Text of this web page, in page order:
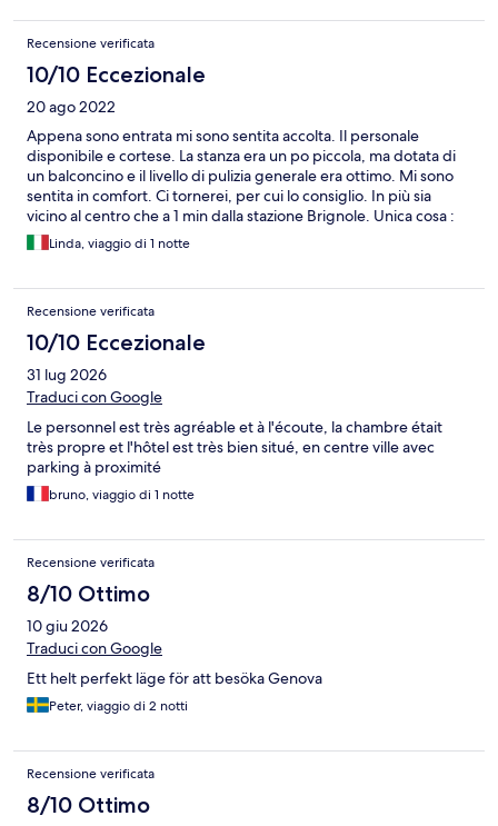
piccola. Comunque è un hotel che consiglio.
Recensione verificata
10/10 Eccezionale
20 ago 2022
Appena sono entrata mi sono sentita accolta. Il personale
disponibile e cortese. La stanza era un po piccola, ma dotata di
un balconcino e il livello di pulizia generale era ottimo. Mi sono
sentita in comfort. Ci tornerei, per cui lo consiglio. In più sia
vicino al centro che a 1 min dalla stazione Brignole. Unica cosa :
nel bagno il sistema di ventilazione non si attivava. Non so se una
mancanza da parte loro o magari c era un interruttore che però
condizionatore. Altro punto a favore. Sono rimasta contenta.
Consiglio.
Linda, viaggio di 1 notte
Recensione verificata
10/10 Eccezionale
31 lug 2026
Traduci con Google
Le personnel est très agréable et à l'écoute, la chambre était
très propre et l'hôtel est très bien situé, en centre ville avec
parking à proximité
bruno, viaggio di 1 notte
Recensione verificata
8/10 Ottimo
10 giu 2026
Traduci con Google
Ett helt perfekt läge för att besöka Genova
Peter, viaggio di 2 notti
Recensione verificata
8/10 Ottimo